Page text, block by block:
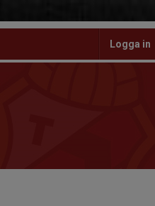
Logga in